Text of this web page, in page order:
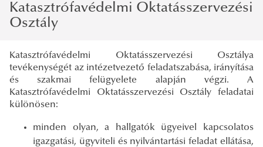
Katasztrófavédelmi Oktatásszervezési
Osztály
Katasztrófavédelmi Oktatásszervezési Osztálya
tevékenységét az intézetvezető feladatszabása, irányítása
és szakmai felügyelete alapján végzi. A
Katasztrófavédelmi Oktatásszervezési Osztály feladatai
különösen:
minden olyan, a hallgatók ügyeivel kapcsolatos
igazgatási, ügyviteli és nyilvántartási feladat ellátása,